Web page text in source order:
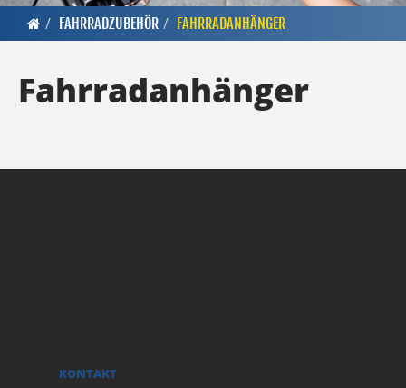
FAHRRADZUBEHÖR FAHRRADANHÄNGER
Fahrradanhänger
KONTAKT